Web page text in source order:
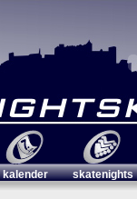
kalender skatenights